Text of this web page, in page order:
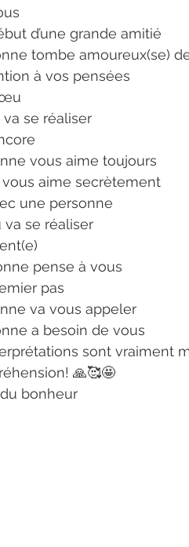
d’une grande amitié
tombe amoureux(se)
à vos pensées
se réaliser
vous aime toujours
vous aime secrètement
une personne
va se réaliser
pense à vous
pas
va vous appeler
a besoin de vous
sont vraiment
🙏🥰🤩
bonheur